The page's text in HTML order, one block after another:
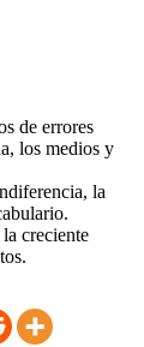
de errores
los medios y
la
creciente